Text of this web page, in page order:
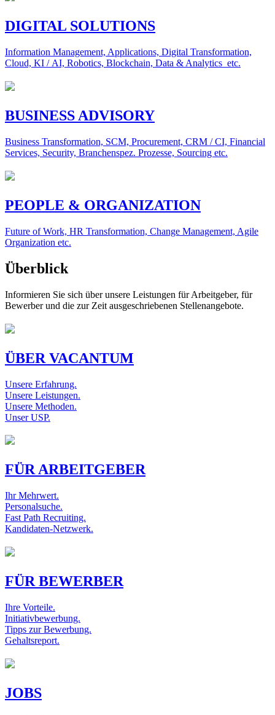
DIGITAL SOLUTIONS
Information Management, Applications, Digital Transformation,
Cloud, KI / AI, Robotics, Blockchain, Data & Analytics etc.
BUSINESS ADVISORY
Business Transformation, SCM, Procurement, CRM / CI, Financial
Services, Security, Branchenspez. Prozesse, Sourcing etc.
PEOPLE & ORGANIZATION
Future of Work, HR Transformation, Change Management, Agile
Organization etc.
Überblick
Informieren Sie sich über unsere Leistungen für Arbeitgeber, für
Bewerber und die zur Zeit ausgeschriebenen Stellenangebote.
ÜBER VACANTUM
Unsere Erfahrung.
Unsere Leistungen.
Unsere Methoden.
Unser USP.
FÜR ARBEITGEBER
Ihr Mehrwert.
Personalsuche.
Fast Path Recruiting.
Kandidaten-Netzwerk.
FÜR BEWERBER
Ihre Vorteile.
Initiativbewerbung.
Tipps zur Bewerbung.
Gehaltsreport.
JOBS